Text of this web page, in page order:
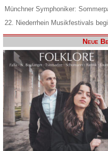
Münchner Symphoniker:
22. Niederrhein Musikfestivals
Neue